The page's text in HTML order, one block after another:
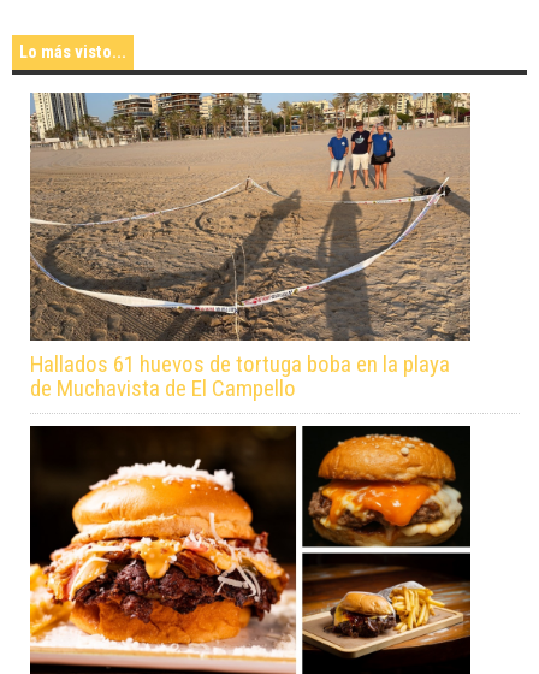
Lo más visto...
Hallados 61 huevos de tortuga boba en la playa
de Muchavista de El Campello